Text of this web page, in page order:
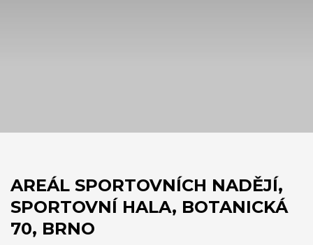
AREÁL SPORTOVNÍCH NADĚJÍ,
SPORTOVNÍ HALA, BOTANICKÁ
70, BRNO